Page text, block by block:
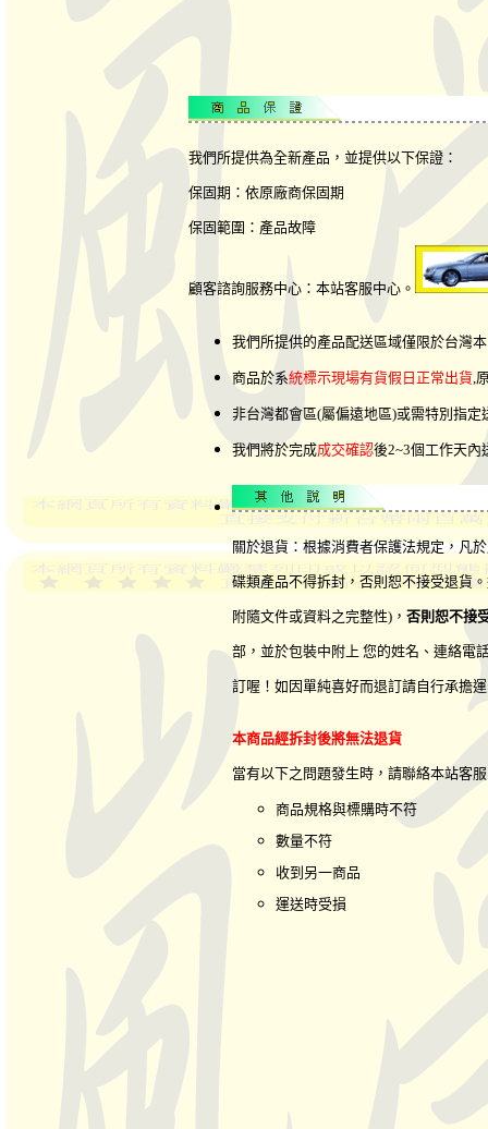
我們所提供為全新產品，並提供以下保證：
保固期：依原廠商保固期
保固範圍：產品故障
顧客諮詢服務中心：本站客服中心。
我們所提供的產品配送區域僅限於台灣
商品於系統標示現場有貨假日正常出貨,
非台灣都會區(屬偏遠地區)或需特別指
我們將於完成成交確認後2~3個工作天內
關於退貨：根據消費者保護法規定，凡
碟類產品不得拆封，否則恕不接受退貨
附隨文件或資料之完整性)， 否則恕不接
部，並於包裝中附上 您的姓名、連絡電
訂喔！如因單純喜好而退訂請自行承擔
本商品經拆封後將無法退貨
當有以下之問題發生時，請聯絡本站客
商品規格與標購時不符
數量不符
收到另一商品
運送時受損